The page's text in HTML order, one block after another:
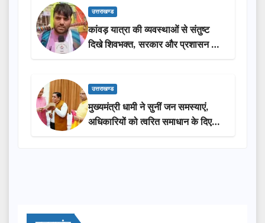
उत्तराखण्ड
कांवड़ यात्रा की व्यवस्थाओं से संतुष्ट
दिखे शिवभक्त, सरकार और प्रशासन की
सराहना…
उत्तराखण्ड
मुख्यमंत्री धामी ने सुनीं जन समस्याएं,
अधिकारियों को त्वरित समाधान के दिए
निर्देश